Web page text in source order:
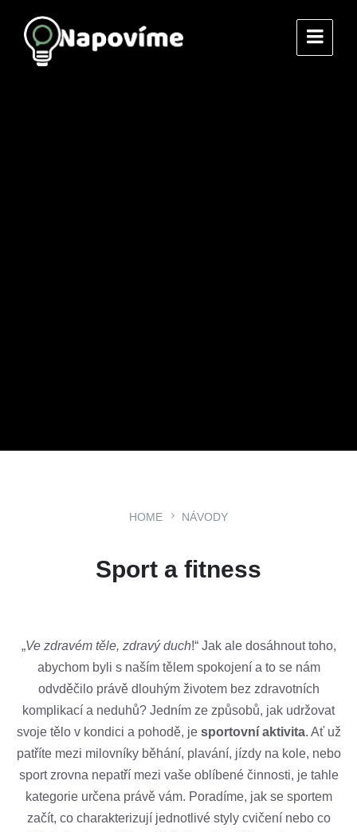
HOME NÁVODY
Sport a fitness
„Ve zdravém těle, zdravý duch!“ Jak ale dosáhnout toho,
abychom byli s naším tělem spokojení a to se nám
odvděčilo právě dlouhým životem bez zdravotních
komplikací a neduhů? Jedním ze způsobů, jak udržovat
svoje tělo v kondici a pohodě, je sportovní aktivita. Ať už
patříte mezi milovníky běhání, plavání, jízdy na kole, nebo
sport zrovna nepatří mezi vaše oblíbené činnosti, je tahle
kategorie určena právě vám. Poradíme, jak se sportem
začít, co charakterizují jednotlivé styly cvičení nebo co